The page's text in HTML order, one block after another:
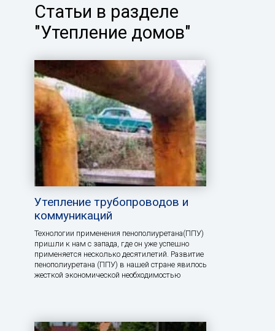
Статьи в разделе
"Утепление домов"
Утепление трубопроводов и
коммуникаций
Технологии применения пенополиуретана(ППУ)
пришли к нам с запада, где он уже успешно
применяется несколько десятилетий. Развитие
пенополиуретана (ППУ) в нашей стране явилось
жесткой экономической необходимостью